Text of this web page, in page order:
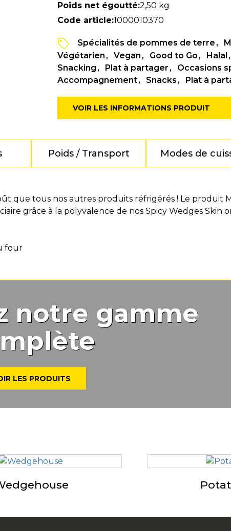
Poids net égoutté:2,50 kg
Code article:1000010370
Spécialités de pommes de terre
Végétarien
Vegan Good to Go Halal
Snacking
Plat à partager
Occasions
Accompagnement
Snacks Plat à
VOIR LES INFORMATIONS PRODUIT
Poids / Transport Modes de
que tous nos autres produits réfrigérés ! Le produit
grâce à la polyvalence de nos Spicy Wedges Skin
four
notre gamme
LES PRODUITS